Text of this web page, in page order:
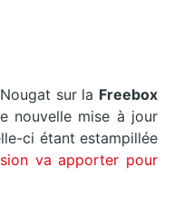
sur la Freebox
nouvelle mise à jour
ci étant estampillée
va apporter pour